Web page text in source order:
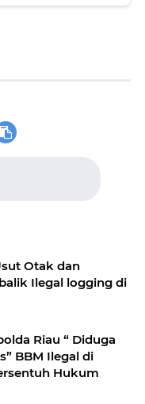
Otak dan
Ilegal logging di
Riau “ Diduga
BBM Ilegal di
Hukum